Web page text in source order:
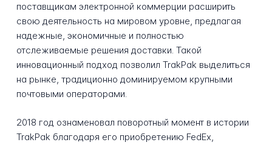
поставщикам электронной коммерции расширить
свою деятельность на мировом уровне, предлагая
надежные, экономичные и полностью
отслеживаемые решения доставки. Такой
инновационный подход позволил TrakPak выделиться
на рынке, традиционно доминируемом крупными
почтовыми операторами.
2018 год ознаменовал поворотный момент в истории
TrakPak благодаря его приобретению FedEx,